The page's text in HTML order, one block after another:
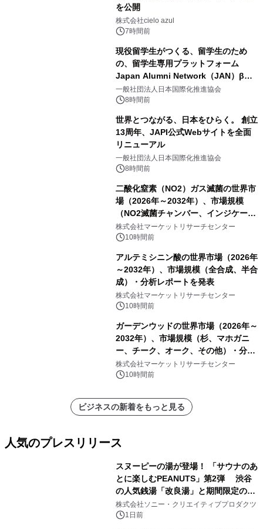
を公開
株式会社cielo azul
7時間前
現役留学生がつくる、留学生のため
の、留学生専用プラットフォーム
Japan Alumni Network（JAN）β版
をリリース
一般社団法人日本国際化推進協会
8時間前
世界とつながる、日本をひらく。 創立
13周年、JAPI公式Webサイトを全面
リニューアル
一般社団法人日本国際化推進協会
8時間前
二酸化窒素（NO2）ガス滅菌の世界市
場（2026年～2032年）、市場規模
（NO2滅菌チャンバー、インジケータ
ーおよびモニタリングシステム、その
他）・分析レポートを発表
株式会社マーケットリサーチセンター
10時間前
アルテミシニン酸の世界市場（2026年
～2032年）、市場規模（全合成、半合
成）・分析レポートを発表
株式会社マーケットリサーチセンター
10時間前
ガーデンウッドの世界市場（2026年～
2032年）、市場規模（杉、マホガニ
ー、チーク、オーク、その他）・分析
レポートを発表
株式会社マーケットリサーチセンター
10時間前
ビジネスの新着をもっと見る
人気のプレスリリース
スヌーピーの湯が登場！ 「サウナのあ
とに楽しむPEANUTS」第2弾 渋谷
の人気銭湯「改良湯」と期間限定のコ
ラボレーション サウナイキタイコラ
ボグッズも発売決定！
株式会社ソニー・クリエイティブプロダクツ
1日前